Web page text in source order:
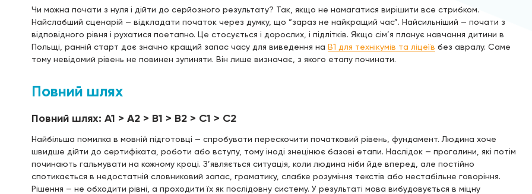
Чи можна почати з нуля і дійти до серйозного результату? Так, якщо не намагатися вирішити все стрибком.
Найслабший сценарій — відкладати початок через думку, що “зараз не найкращий час”. Найсильніший — почати з
відповідного рівня і рухатися поетапно. Це стосується і дорослих, і підлітків. Якщо сім’я планує навчання дитини в
Польщі, ранній старт дає значно кращий запас часу для виведення на B1 для технікумів та ліцеїв без авралу. Саме
тому невідомий рівень не повинен зупиняти. Він лише визначає, з якого етапу починати.
Повний шлях
Повний шлях: A1 > A2 > B1 > B2 > C1 > C2
Найбільша помилка в мовній підготовці — спробувати перескочити початковий рівень, фундамент. Людина хоче
швидше дійти до сертифіката, роботи або вступу, тому іноді знецінює базові етапи. Наслідок — прогалини, які потім
починають гальмувати на кожному кроці. З’являється ситуація, коли людина ніби йде вперед, але постійно
спотикається в недостатній словниковий запас, граматику, слабке розуміння текстів або нестабільне говоріння.
Рішення — не обходити рівні, а проходити їх як послідовну систему. У результаті мова вибудовується в міцну